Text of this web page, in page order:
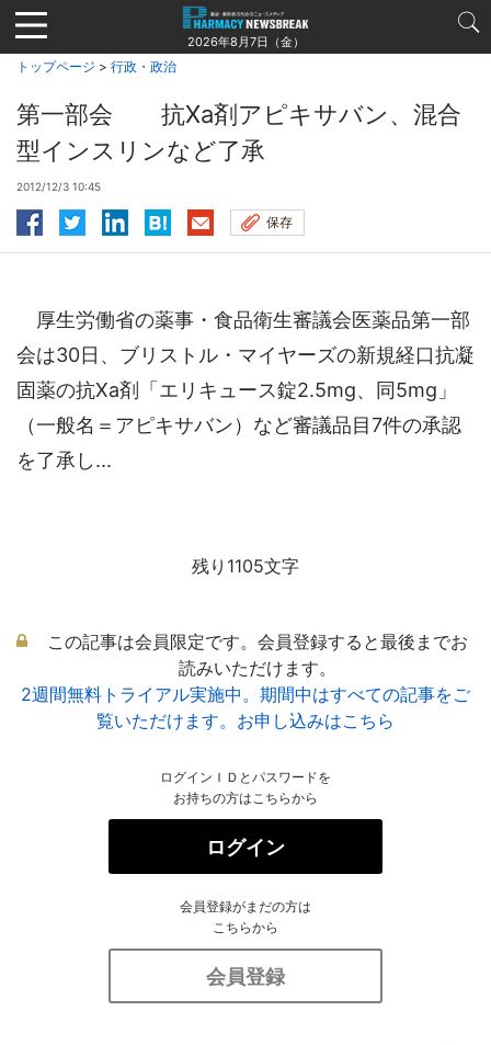
Jump
to
navigation
2026年8月7日（金）
トップページ > 行政・政治
第一部会 抗Xa剤アピキサバン、混合
型インスリンなど了承
2012/12/3 10:45
保存
厚生労働省の薬事・食品衛生審議会医薬品第一部
会は30日、ブリストル・マイヤーズの新規経口抗凝
固薬の抗Xa剤「エリキュース錠2.5mg、同5mg」
（一般名＝アピキサバン）など審議品目7件の承認
を了承し...
残り1105文字
この記事は会員限定です。会員登録すると最後までお
読みいただけます。
2週間無料トライアル実施中。期間中はすべての記事をご
覧いただけます。お申し込みはこちら
ログインＩＤとパスワードを
お持ちの方はこちらから
ログイン
会員登録がまだの方は
こちらから
会員登録